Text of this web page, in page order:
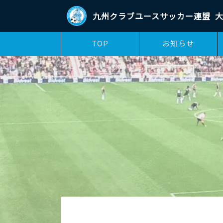
九州クラブユースサッカー連盟
TOP お知らせ